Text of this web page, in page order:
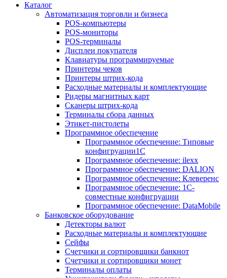
Каталог
Автоматизация торговли и бизнеса
POS-компьютеры
POS-мониторы
POS-терминалы
Дисплеи покупателя
Клавиатуры программируемые
Принтеры чеков
Принтеры штрих-кода
Расходные материалы и комплектующие
Ридеры магнитных карт
Сканеры штрих-кода
Терминалы сбора данных
Этикет-пистолеты
Программное обеспечение
Программное обеспечение: Типовые
конфигруации1С
Программное обеспечение: ilexx
Программное обеспечение: DALION
Программное обеспечение: Клеверенс
Программное обеспечение: 1С-
совместные конфигруации
Программное обеспечение: DataMobile
Банковское оборудование
Детекторы валют
Расходные материалы и комплектующие
Сейфы
Счетчики и сортировщики банкнот
Счетчики и сортировщики монет
Терминалы оплаты